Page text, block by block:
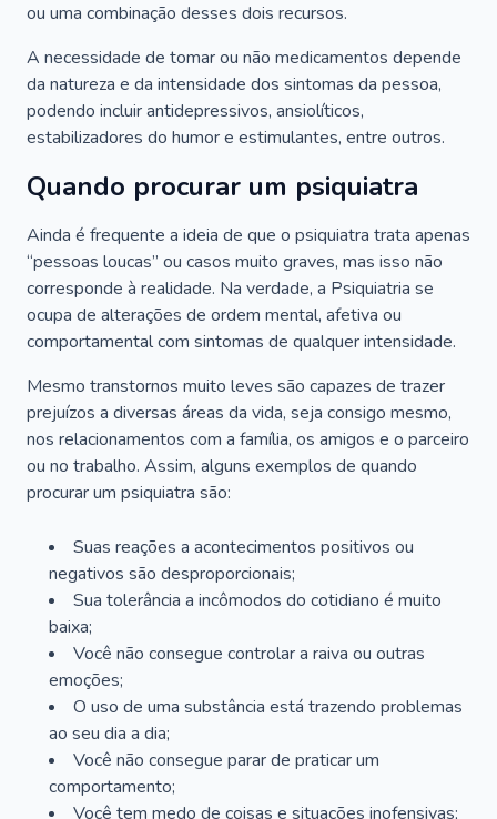
ou uma combinação desses dois recursos.
A necessidade de tomar ou não medicamentos depende
da natureza e da intensidade dos sintomas da pessoa,
podendo incluir antidepressivos, ansiolíticos,
estabilizadores do humor e estimulantes, entre outros.
Quando procurar um psiquiatra
Ainda é frequente a ideia de que o psiquiatra trata apenas
“pessoas loucas” ou casos muito graves, mas isso não
corresponde à realidade. Na verdade, a Psiquiatria se
ocupa de alterações de ordem mental, afetiva ou
comportamental com sintomas de qualquer intensidade.
Mesmo transtornos muito leves são capazes de trazer
prejuízos a diversas áreas da vida, seja consigo mesmo,
nos relacionamentos com a família, os amigos e o parceiro
ou no trabalho. Assim, alguns exemplos de quando
procurar um psiquiatra são:
Suas reações a acontecimentos positivos ou
negativos são desproporcionais;
Sua tolerância a incômodos do cotidiano é muito
baixa;
Você não consegue controlar a raiva ou outras
emoções;
O uso de uma substância está trazendo problemas
ao seu dia a dia;
Você não consegue parar de praticar um
comportamento;
Você tem medo de coisas e situações inofensivas;